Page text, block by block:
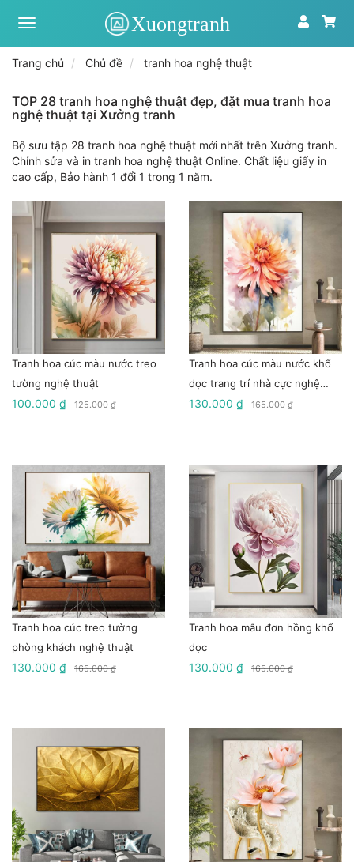
Xưởng
quốc
Tranh
treo
tường
yêu
cầu
Trang chủ Chủ đề tranh hoa nghệ thuật
TOP 28 tranh hoa nghệ thuật đẹp, đặt mua tranh hoa
nghệ thuật tại Xưởng tranh
Bộ sưu tập 28 tranh hoa nghệ thuật mới nhất trên Xưởng tranh.
Chỉnh sửa và in tranh hoa nghệ thuật Online. Chất liệu giấy in
cao cấp, Bảo hành 1 đổi 1 trong 1 năm.
Tranh hoa cúc màu nước treo
tường nghệ thuật
100.000 ₫ 125.000 ₫
Tranh hoa cúc màu nước khổ
dọc trang trí nhà cực nghệ
thuật
130.000 ₫ 165.000 ₫
Tranh hoa cúc treo tường
phòng khách nghệ thuật
130.000 ₫ 165.000 ₫
Tranh hoa mẫu đơn hồng khổ
dọc
130.000 ₫ 165.000 ₫